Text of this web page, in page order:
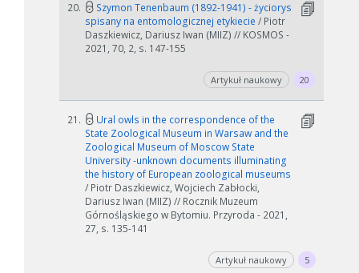
20.
Szymon Tenenbaum (1892-1941) - życiorys
spisany na entomologicznej etykiecie / Piotr
Daszkiewicz, Dariusz Iwan (MIIZ) // KOSMOS -
2021, 70, 2, s. 147-155
Artykuł naukowy 20
21.
Ural owls in the correspondence of the
State Zoological Museum in Warsaw and the
Zoological Museum of Moscow State
University -unknown documents illuminating
the history of European zoological museums
/ Piotr Daszkiewicz, Wojciech Zabłocki,
Dariusz Iwan (MIIZ) // Rocznik Muzeum
Górnośląskiego w Bytomiu. Przyroda - 2021,
27, s. 135-141
Artykuł naukowy 5